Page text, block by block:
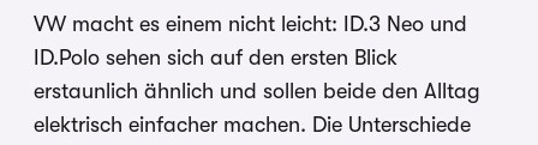
VW macht es einem nicht leicht: ID.3 Neo und
ID.Polo sehen sich auf den ersten Blick
erstaunlich ähnlich und sollen beide den Alltag
elektrisch einfacher machen. Die Unterschiede